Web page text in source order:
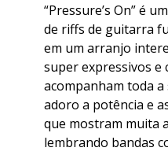
“Pressure’s On” é
de riffs de guitarra
em um arranjo
super expressivos e
acompanham toda
adoro a potência e
que mostram muita
lembrando bandas